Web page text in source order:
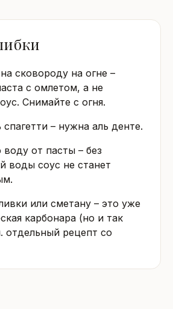
сковороду на огне –
с омлетом, а не
Снимайте с огня.
– нужна аль денте.
от пасты – без
воды соус не станет
или сметану – это уже
карбонара (но и так
отдельный рецепт со